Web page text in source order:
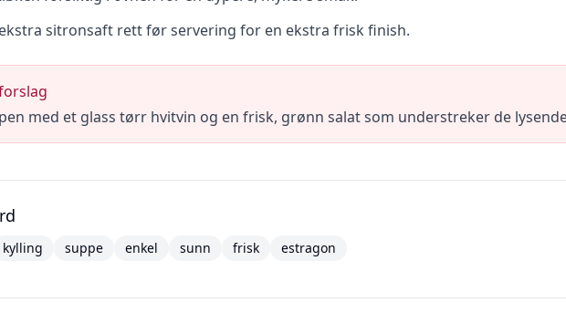
sitronsaft rett før servering for en ekstra frisk finish.
med et glass tørr hvitvin og en frisk, grønn salat som understreker de
kylling suppe enkel sunn frisk estragon